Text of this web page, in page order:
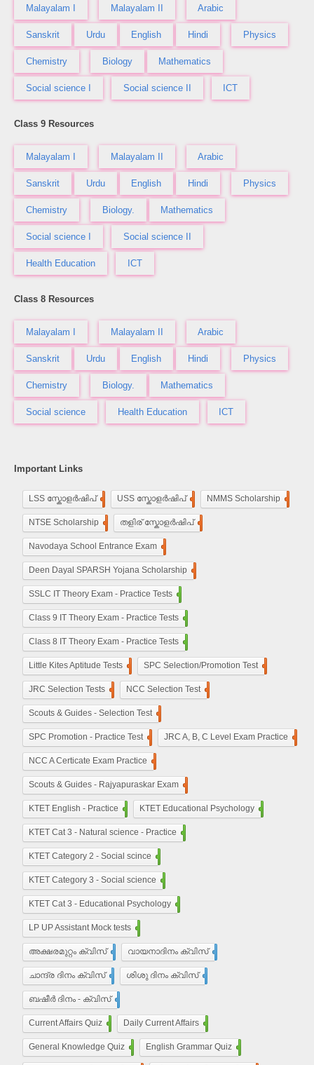
Malayalam I Malayalam II Arabic
Sanskrit Urdu English Hindi Physics
Chemistry Biology Mathematics
Social science I Social science II ICT
Class 9 Resources
Malayalam I Malayalam II Arabic
Sanskrit Urdu English Hindi Physics
Chemistry Biology. Mathematics
Social science I Social science II
Health Education ICT
Class 8 Resources
Malayalam I Malayalam II Arabic
Sanskrit Urdu English Hindi Physics
Chemistry Biology. Mathematics
Social science Health Education ICT
Important Links
LSS സ്കോളർഷിപ് 248USS സ്കോളർഷിപ് 100NMMS Scholarship
NTSE Scholarship 118തളിര് സ്കോളർഷിപ്
Navodaya School Entrance Exam
De​en Dayal SPARSH Yojana​ Scholarship
SSLC IT Theory Exam - Practice Tests
Class 9 IT Theory Exam - Practice Tests
Class 8 IT Theory Exam - Practice Tests
Little Kites Aptitude Tests SPC Selection/Promotion Test
JRC Selection Tests NCC Selection Test
Scouts & Guides - Selection Test
SPC Promotion - Practice Test JRC A, B, C Level Exam Practice
NCC A Certicate Exam Practice
Scouts & Guides - Rajyapuraskar Exam
KTET English - Practice 210KTET Educational Psychology
KTET Cat 3 - Natural science - Practice
KTET Category 2 - Social scince
KTET Category 3 - Social science
KTET Cat 3 - Educational Psychology
LP UP Assistant Mock tests
അക്ഷരമുറ്റം ക്വിസ് 110വായനാദിനം ക്വിസ്
ചാന്ദ്ര ദിനം ക്വിസ് ശിശു ദിനം ക്വിസ്
ബഷീർ ദിനം - ക്വിസ്
Current Affairs Quiz 203Daily Current Affairs
General Knowledge Quiz English Grammar Quiz